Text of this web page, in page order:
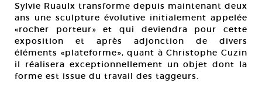
Sylvie Ruaulx transforme depuis maintenant deux
ans une sculpture évolutive initialement appelée
«rocher porteur» et qui deviendra pour cette
exposition et après adjonction de divers
éléments «plateforme», quant à Christophe Cuzin
il réalisera exceptionnellement un objet dont la
forme est issue du travail des taggeurs.